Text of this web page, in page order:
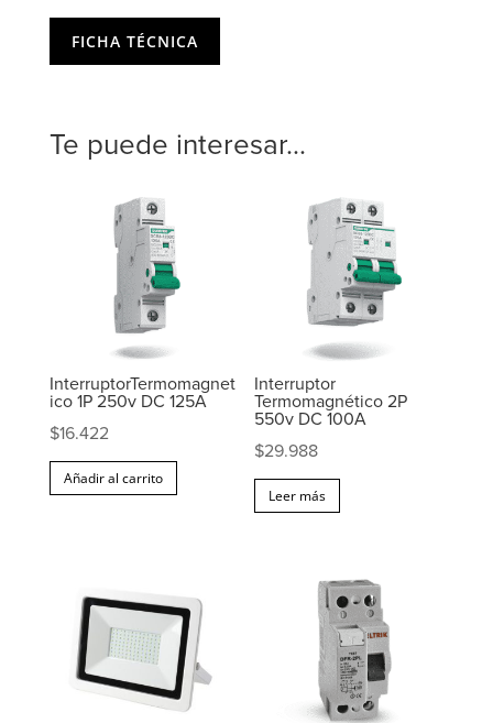
FICHA TÉCNICA
Te puede interesar...
InterruptorTermomagnet
ico 1P 250v DC 125A
$16.422
Añadir al carrito
Interruptor
Termomagnético 2P
550v DC 100A
$29.988
Leer más